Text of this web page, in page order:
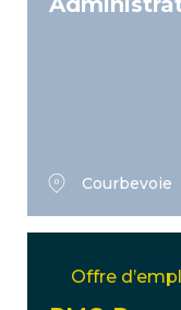
Courbevoie
Offre